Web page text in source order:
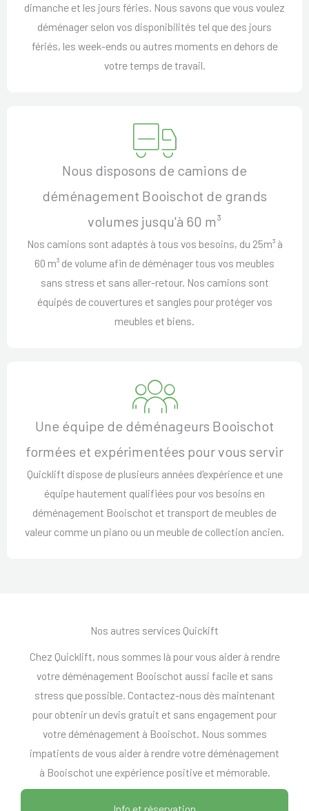
dimanche et les jours féries. Nous savons que vous voulez
déménager selon vos disponibilités tel que des jours
fériés, les week-ends ou autres moments en dehors de
votre temps de travail.
Nous disposons de camions de
déménagement Booischot de grands
volumes jusqu'à 60 m³
Nos camions sont adaptés à tous vos besoins, du 25m³ à
60 m³ de volume afin de déménager tous vos meubles
sans stress et sans aller-retour. Nos camions sont
équipés de couvertures et sangles pour protéger vos
meubles et biens.
Une équipe de déménageurs Booischot
formées et expérimentées pour vous servir
Quicklift dispose de plusieurs années d'expérience et une
équipe hautement qualifiées pour vos besoins en
déménagement Booischot et transport de meubles de
valeur comme un piano ou un meuble de collection ancien.
Nos autres services Quickift
Chez Quicklift, nous sommes là pour vous aider à rendre
votre déménagement Booischot aussi facile et sans
stress que possible. Contactez-nous dès maintenant
pour obtenir un devis gratuit et sans engagement pour
votre déménagement à Booischot. Nous sommes
impatients de vous aider à rendre votre déménagement
à Booischot une expérience positive et mémorable.